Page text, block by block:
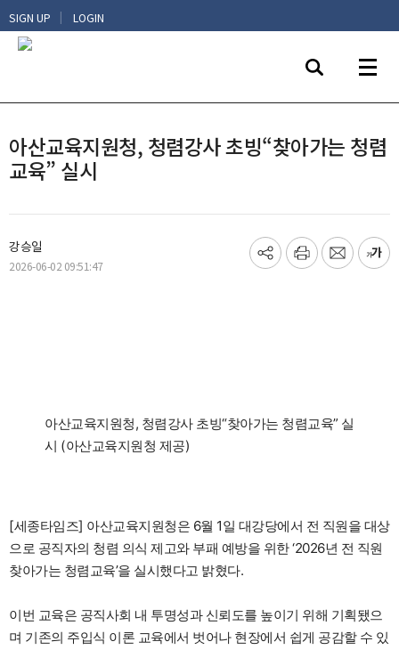
SIGN UP | LOGIN
아산교육지원청, 청렴강사 초빙“찾아가는 청렴
교육” 실시
강승일
2026-06-02 09:51:47
기
프
메
글
아산교육지원청, 청렴강사 초빙“찾아가는 청렴교육” 실
시 (아산교육지원청 제공)
[세종타임즈] 아산교육지원청은 6월 1일 대강당에서 전 직원을 대상
으로 공직자의 청렴 의식 제고와 부패 예방을 위한 ‘2026년 전 직원
찾아가는 청렴교육’을 실시했다고 밝혔다.
이번 교육은 공직사회 내 투명성과 신뢰도를 높이기 위해 기획됐으
며 기존의 주입식 이론 교육에서 벗어나 현장에서 쉽게 공감할 수 있